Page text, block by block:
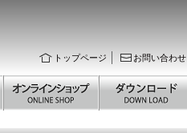
トップページ お問い合わせ